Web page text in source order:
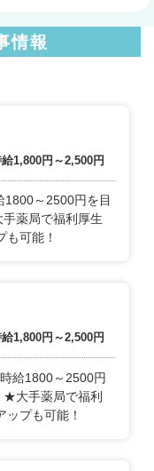
情報
給1,800円～2,500円
～2500円を目
薬局で福利厚生
可能！
給1,800円～2,500円
給1800～2500円
★大手薬局で福利
プも可能！